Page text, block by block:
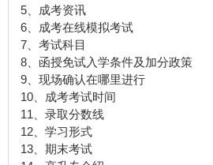
5、成考资讯
6、成考在线模拟考试
7、考试科目
8、函授免试入学条件及加分政策
9、现场确认在哪里进行
10、成考考试时间
11、录取分数线
12、学习形式
13、期末考试